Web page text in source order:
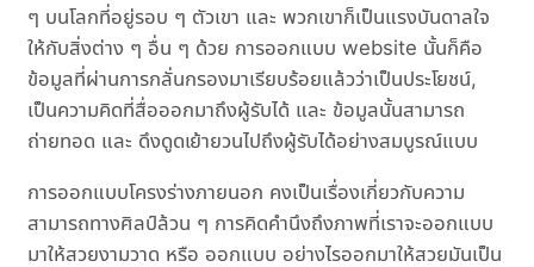
ๆ บนโลกที่อยู่รอบ ๆ ตัวเขา และ พวกเขาก็เป็นแรงบันดาลใจ
ให้กับสิ่งต่าง ๆ อื่น ๆ ด้วย การออกแบบ website นั้นก็คือ
ข้อมูลที่ผ่านการกลั่นกรองมาเรียบร้อยแล้วว่าเป็นประโยชน์,
เป็นความคิดที่สื่อออกมาถึงผู้รับได้ และ ข้อมูลนั้นสามารถ
ถ่ายทอด และ ดึงดูดเย้ายวนไปถึงผู้รับได้อย่างสมบูรณ์แบบ
การออกแบบโครงร่างภายนอก คงเป็นเรื่องเกี่ยวกับความ
สามารถทางศิลป์ล้วน ๆ การคิดคำนึงถึงภาพที่เราจะออกแบบ
มาให้สวยงามวาด หรือ ออกแบบ อย่างไรออกมาให้สวยมันเป็น